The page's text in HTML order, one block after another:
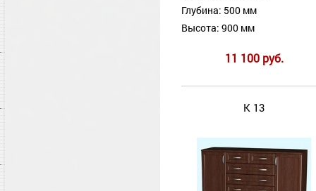
Глубина: 500 мм
Высота: 900 мм
11 100 руб.
К 13